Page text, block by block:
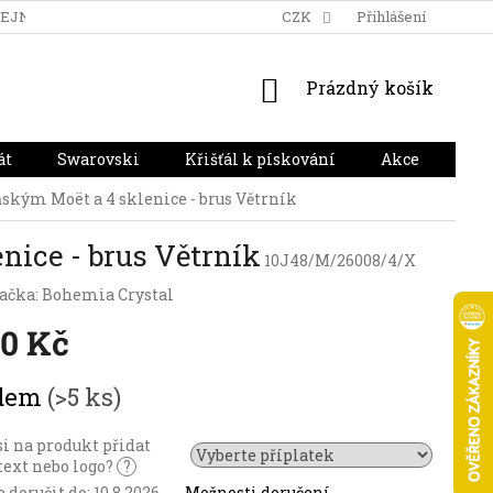
HODNOCENÍ OBCHODU
CZK Přihlášení
NÁKUPNÍ
Prázdný košík
Swarovski Křišťál k pískování Akce
Moët a 4 sklenice - brus Větrník
- brus Větrník 10J48/M/26008/4/X
Bohemia Crystal
Kč
(>5 ks)
na produkt přidat
nebo logo? ?